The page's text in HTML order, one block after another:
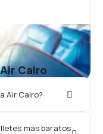
Cairo
Air Cairo?
más baratos